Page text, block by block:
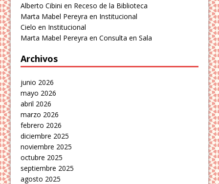
Alberto Cibini en Receso de la Biblioteca
Marta Mabel Pereyra en Institucional
Cielo en Institucional
Marta Mabel Pereyra enConsulta en Sala
Archivos
junio 2026
mayo 2026
abril 2026
marzo 2026
febrero 2026
diciembre 2025
noviembre 2025
octubre 2025
septiembre 2025
agosto 2025